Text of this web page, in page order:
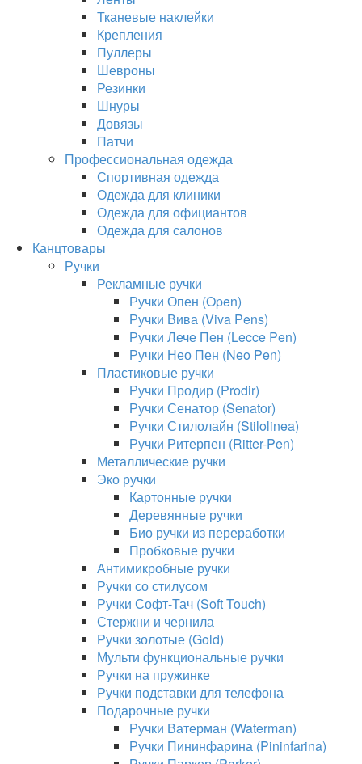
Тканевые наклейки
Крепления
Пуллеры
Шевроны
Резинки
Шнуры
Довязы
Патчи
Профессиональная одежда
Спортивная одежда
Одежда для клиники
Одежда для официантов
Одежда для салонов
Канцтовары
Ручки
Рекламные ручки
Ручки Опен (Open)
Ручки Вива (Viva Pens)
Ручки Лече Пен (Lecce Pen)
Ручки Нео Пен (Neo Pen)
Пластиковые ручки
Ручки Продир (Prodir)
Ручки Сенатор (Senator)
Ручки Стилолайн (Stilolinea)
Ручки Ритерпен (Ritter-Pen)
Металлические ручки
Эко ручки
Картонные ручки
Деревянные ручки
Био ручки из переработки
Пробковые ручки
Антимикробные ручки
Ручки со стилусом
Ручки Софт-Тач (Soft Touch)
Стержни и чернила
Ручки золотые (Gold)
Мульти функциональные ручки
Ручки на пружинке
Ручки подставки для телефона
Подарочные ручки
Ручки Ватерман (Waterman)
Ручки Пининфарина (Pininfarina)